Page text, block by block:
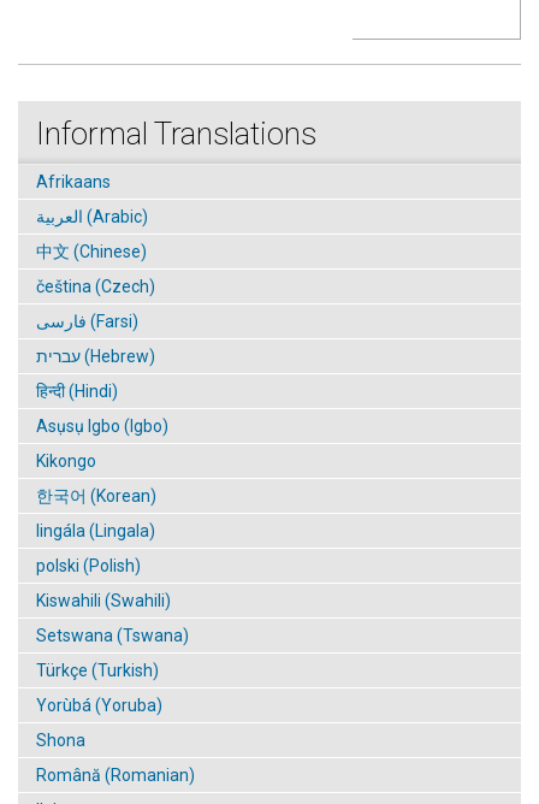
Informal Translations
Afrikaans
العربية (Arabic)
中文 (Chinese)
čeština (Czech)
فارسی (Farsi)
עברית (Hebrew)
हिन्दी (Hindi)
Asụsụ Igbo (Igbo)
Kikongo
한국어 (Korean)
lingála (Lingala)
polski (Polish)
Kiswahili (Swahili)
Setswana (Tswana)
Türkçe (Turkish)
Yorùbá (Yoruba)
Shona
Română (Romanian)